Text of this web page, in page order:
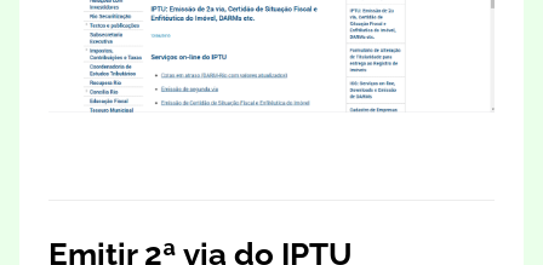
Emitir 2ª via do IPTU